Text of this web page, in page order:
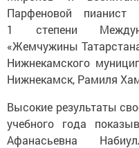
Парфеновой пианист
1 степени
«Жемчужины
Нижнекамского
Нижнекамск, Рамиля
Высокие результаты
учебного года
Афанасьевна